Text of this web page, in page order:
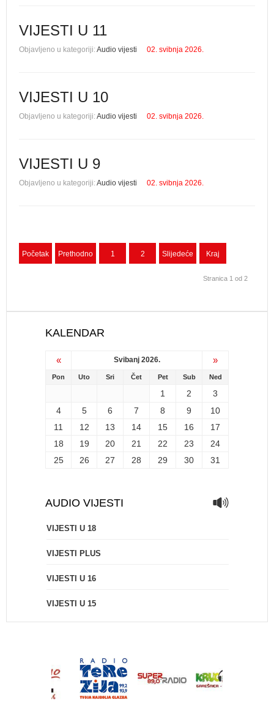
VIJESTI U 11
Objavljeno u kategoriji:Audio vijesti 02. svibnja 2026.
VIJESTI U 10
Objavljeno u kategoriji:Audio vijesti 02. svibnja 2026.
VIJESTI U 9
Objavljeno u kategoriji:Audio vijesti 02. svibnja 2026.
Početak Prethodno 1 2 Slijedeće Kraj
Stranica 1 od 2
KALENDAR
« Svibanj 2026. »
Pon Uto Sri Čet Pet Sub Ned
1 2
3
4
5 6 7 8 9
10
11
12 13 14 15 16
17
18
19 20 21 22 23
24
25
26 27 28 29 30 31
AUDIO VIJESTI
VIJESTI U 18
VIJESTI PLUS
VIJESTI U 16
VIJESTI U 15